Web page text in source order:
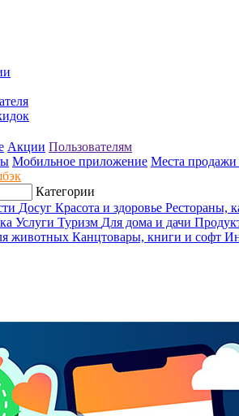
Акции Пользователям
Мобильное приложение Места продажи
Категории
Досуг Красота и здоровье Рестораны,
Услуги Туризм Для дома и дачи
животных Канцтовары, книги и софт